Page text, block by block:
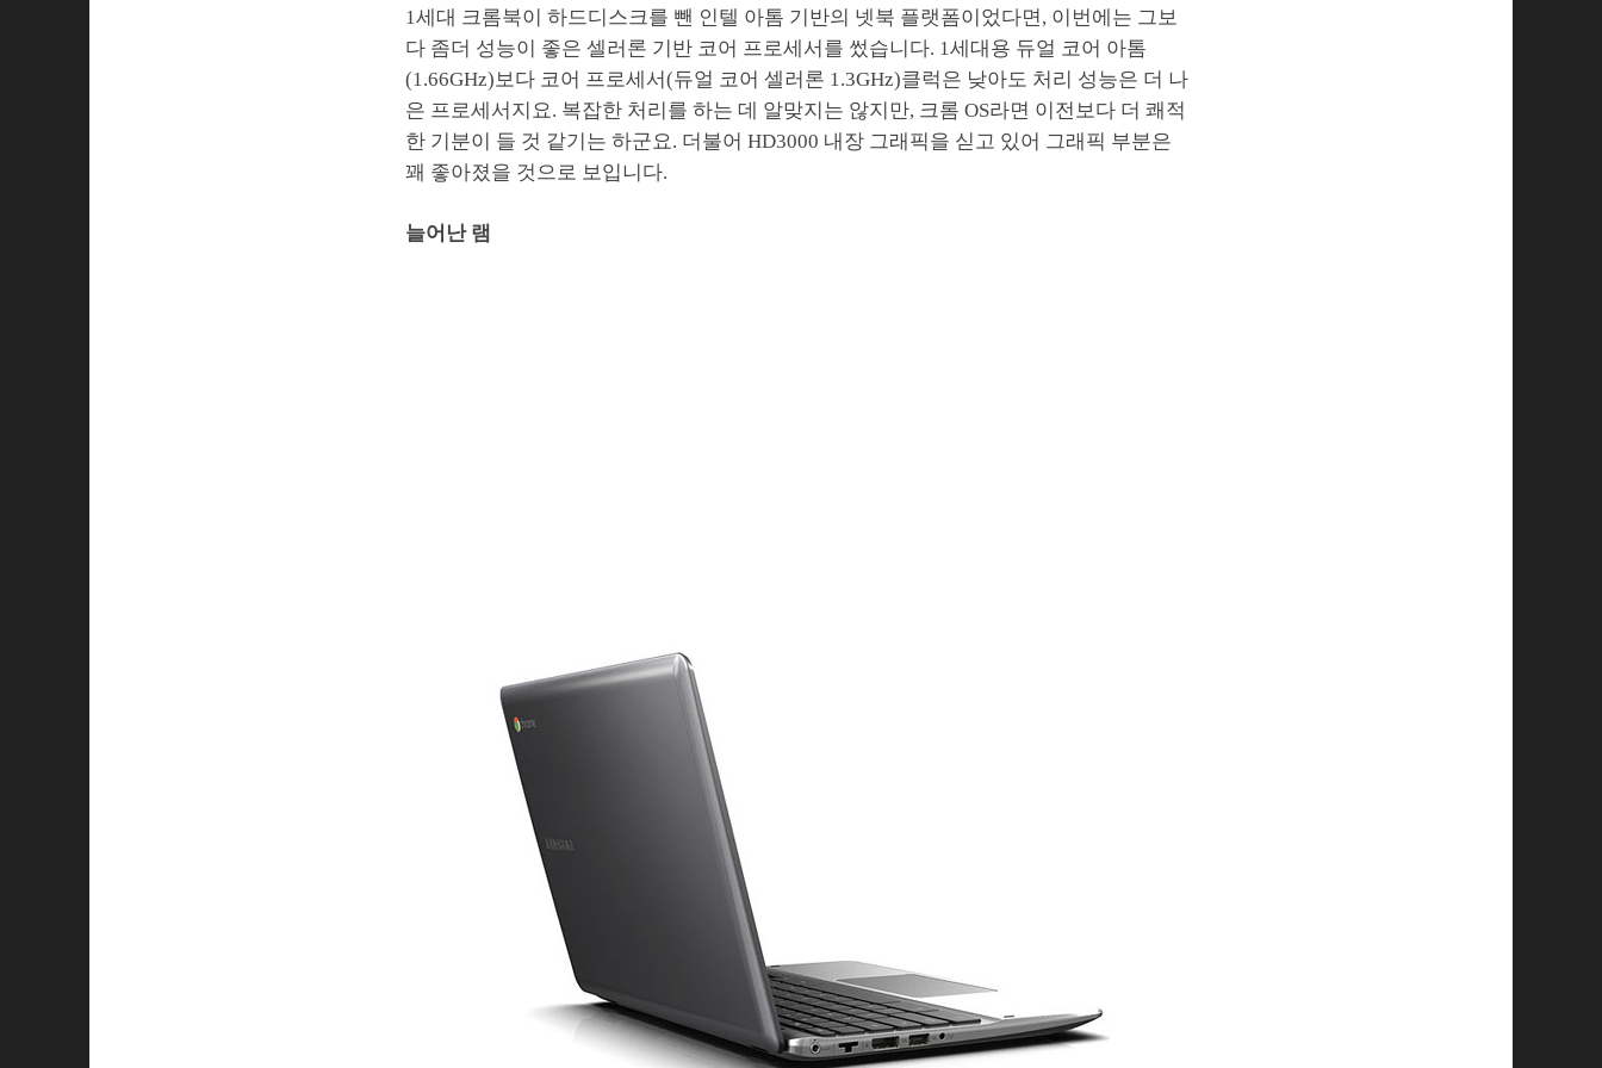
1세대 크롬북이 하드디스크를 뺀 인텔 아톰 기반의 넷북 플랫폼이었다면, 이번에는 그보
다 좀더 성능이 좋은 셀러론 기반 코어 프로세서를 썼습니다. 1세대용 듀얼 코어 아톰
(1.66GHz)보다 코어 프로세서(듀얼 코어 셀러론 1.3GHz)클럭은 낮아도 처리 성능은 더 나
은 프로세서지요. 복잡한 처리를 하는 데 알맞지는 않지만, 크롬 OS라면 이전보다 더 쾌적
한 기분이 들 것 같기는 하군요. 더불어 HD3000 내장 그래픽을 싣고 있어 그래픽 부분은
꽤 좋아졌을 것으로 보입니다.
늘어난 램